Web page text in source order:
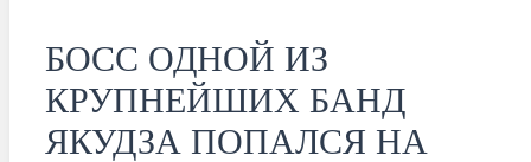
БОСС ОДНОЙ ИЗ
КРУПНЕЙШИХ БАНД
ЯКУДЗА ПОПАЛСЯ НА